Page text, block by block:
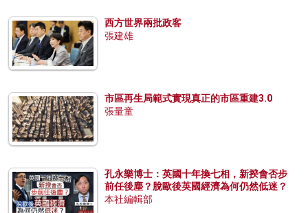
西方世界兩批政客
張建雄
市區再生局範式實現真正的市區重建3.0
張量童
孔永樂博士：英國十年換七相，新揆會否步
前任後塵？脫歐後英國經濟為何仍然低迷？
本社編輯部